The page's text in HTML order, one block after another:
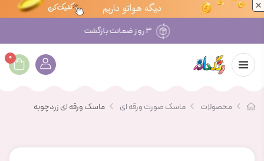
×
۳ روز ضمانت بازگشت
0
محصولات ماسک صورت ورقه ای ماسک ورقه ای زردچوبه